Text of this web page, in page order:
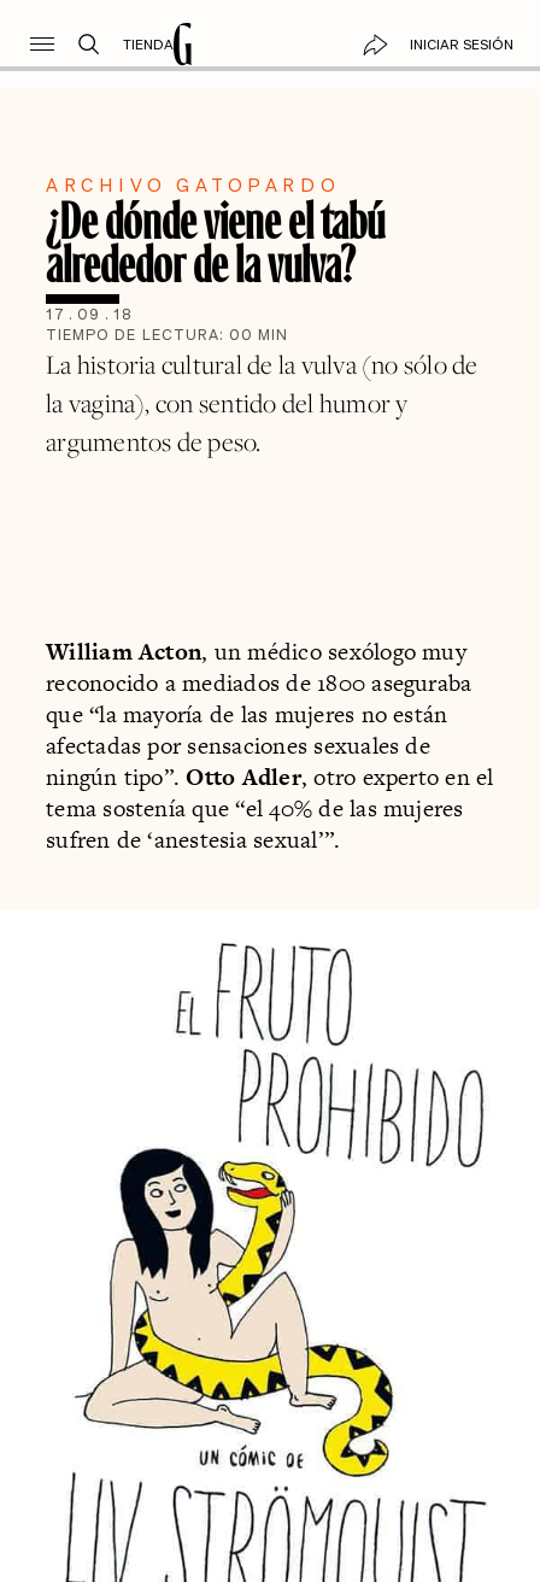
TIENDA INICIAR SESIÓN
ARCHIVO GATOPARDO
¿De dónde viene el tabú
alrededor de la vulva?
17 . 09 . 18
TIEMPO DE LECTURA: 00 MIN
La historia cultural de la vulva (no sólo de
la vagina), con sentido del humor y
argumentos de peso.
William Acton, un médico sexólogo muy
reconocido a mediados de 1800 aseguraba
que “la mayoría de las mujeres no están
afectadas por sensaciones sexuales de
ningún tipo”.Otto Adler, otro experto en el
tema sostenía que “el 40% de las mujeres
sufren de ‘anestesia sexual’”.